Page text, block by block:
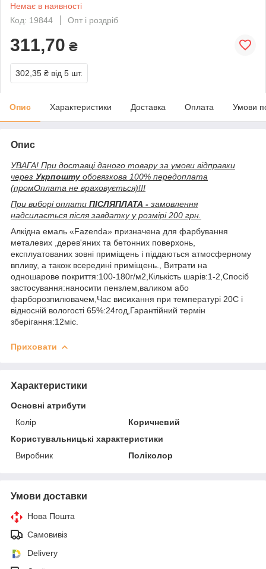
Немає в наявності
Код: 19844
Опт і роздріб
311,70 ₴
302,35 ₴ від 5 шт.
Опис Характеристики Доставка Оплата Умови
Опис
УВАГА! При доставці даного товару за умови відправки
через Укрпошту обовязкова 100% передоплата
(промОплата не враховується)!!!
При виборі оплати ПІСЛЯПЛАТА - замовлення
надсилається після завдатку у розмірі 200 грн.
Алкідна емаль «Fazenda» призначена для фарбування
металевих ,дерев'яних та бетонних поверхонь,
експлуатованих зовні приміщень і піддаються атмосферному
впливу, а також всередині приміщень., Витрати на
одношарове покриття:100-180г/м2,Кількість шарів:1-2,Спосіб
застосування:наносити пензлем,валиком або
фарборозпилювачем,Час висихання при температурі 20С і
відносній вологості 65%:24год,Гарантійний термін
зберігання:12міс.
Приховати
Характеристики
Основні атрибути
Колір
Коричневий
Користувальницькі характеристики
Виробник
Поліколор
Умови доставки
Нова Пошта
Самовивіз
Delivery